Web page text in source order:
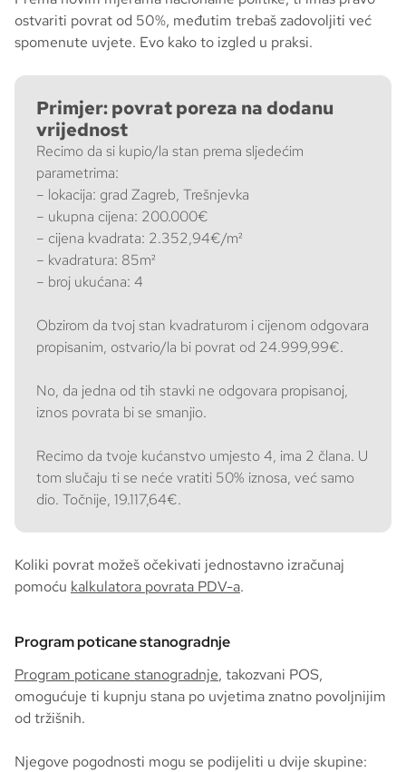
ostvariti povrat od 50%, međutim trebaš zadovoljiti već
spomenute uvjete. Evo kako to izgled u praksi.
Primjer: povrat poreza na dodanu
vrijednost
Recimo da si kupio/la stan prema sljedećim
parametrima:
– lokacija: grad Zagreb, Trešnjevka
– ukupna cijena: 200.000€
– cijena kvadrata: 2.352,94€/m²
– kvadratura: 85m²
– broj ukućana: 4
Obzirom da tvoj stan kvadraturom i cijenom odgovara
propisanim, ostvario/la bi povrat od 24.999,99€.
No, da jedna od tih stavki ne odgovara propisanoj,
iznos povrata bi se smanjio.
Recimo da tvoje kućanstvo umjesto 4, ima 2 člana. U
tom slučaju ti se neće vratiti 50% iznosa, već samo
dio. Točnije, 19.117,64€.
Koliki povrat možeš očekivati jednostavno izračunaj
pomoću kalkulatora povrata PDV-a.
Program poticane stanogradnje
Program poticane stanogradnje, takozvani POS,
omogućuje ti kupnju stana po uvjetima znatno povoljnijim
od tržišnih.
Njegove pogodnosti mogu se podijeliti u dvije skupine: